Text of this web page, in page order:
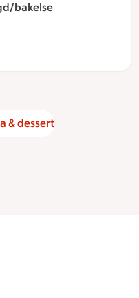
bakelse
& dessert